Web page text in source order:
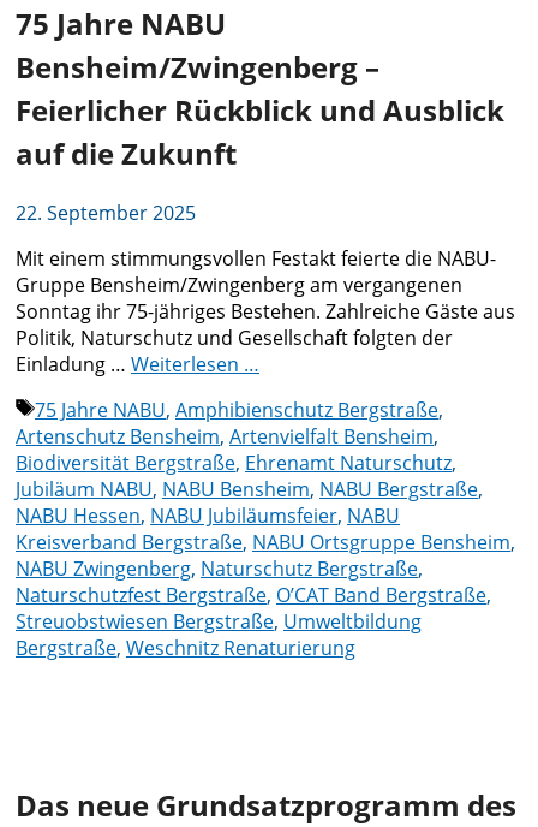
75 Jahre NABU
Bensheim/Zwingenberg –
Feierlicher Rückblick und Ausblick
auf die Zukunft
22. September 2025
Mit einem stimmungsvollen Festakt feierte die NABU-
Gruppe Bensheim/Zwingenberg am vergangenen
Sonntag ihr 75-jähriges Bestehen. Zahlreiche Gäste aus
Politik, Naturschutz und Gesellschaft folgten der
Einladung … Weiterlesen …
Schlagwörter
75 Jahre NABU, Amphibienschutz Bergstraße,
Artenschutz Bensheim, Artenvielfalt Bensheim,
Biodiversität Bergstraße, Ehrenamt Naturschutz,
Jubiläum NABU, NABU Bensheim, NABU Bergstraße,
NABU Hessen, NABU Jubiläumsfeier, NABU
Kreisverband Bergstraße, NABU Ortsgruppe Bensheim,
NABU Zwingenberg, Naturschutz Bergstraße,
Naturschutzfest Bergstraße, O’CAT Band Bergstraße,
Streuobstwiesen Bergstraße, Umweltbildung
Bergstraße, Weschnitz Renaturierung
Das neue Grundsatzprogramm des